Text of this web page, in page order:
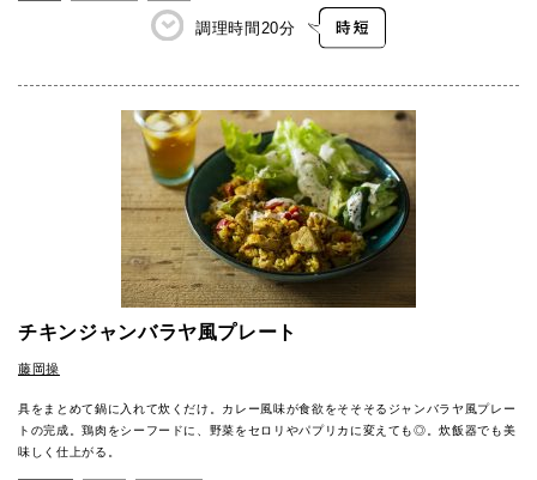
調理時間 20分
チキンジャンバラヤ風プレート
藤岡操
具をまとめて鍋に入れて炊くだけ。カレー風味が食欲をそそそるジャンバラヤ風プレー
トの完成。鶏肉をシーフードに、野菜をセロリやパプリカに変えても◎。炊飯器でも美
味しく仕上がる。